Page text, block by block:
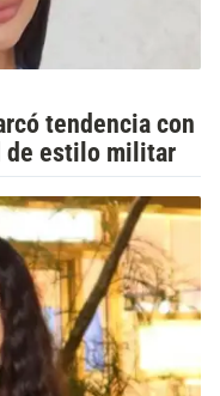
tendencia con
de estilo militar